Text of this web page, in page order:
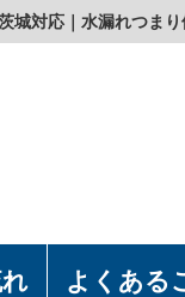
城対応｜水漏れつま
よくある